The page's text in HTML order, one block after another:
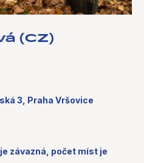
(CZ)
3, Praha Vršovice
závazná, počet míst je